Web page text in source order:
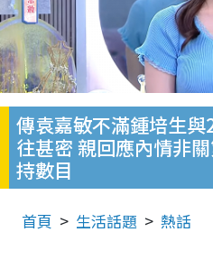
傳袁嘉敏不滿鍾培生
往甚密 親回應內情非
持數目
首頁 生活話題 熱話